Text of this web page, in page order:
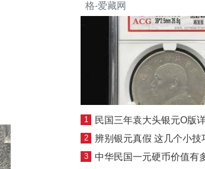
格-爱藏网
1 民国三年袁大头银元O版
2 辨别银元真假 这几个小技巧
3 中华民国一元硬币价值有多大？一